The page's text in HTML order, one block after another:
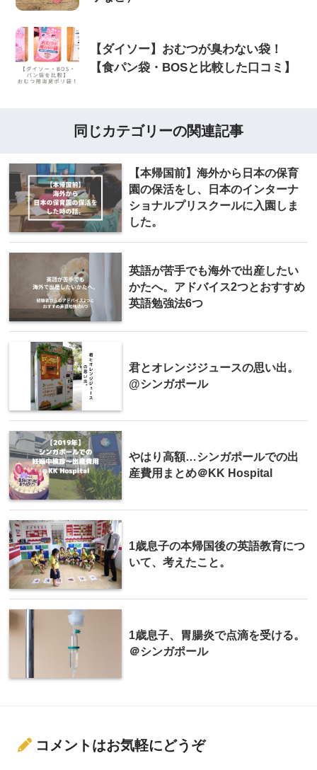
【ダイソー】おむつが臭わない袋！
【食パン袋・BOSと比較した口コミ】
同じカテゴリーの関連記事
【本帰国前】海外から日本の保育
園の保活をし、日本のインターナ
ショナルプリスクールに入園しま
した。
英語が苦手でも海外で出産したい
かたへ。アドバイス2つとおすすめ
英語勉強法6つ
君とオレンジジュースの思い出。
@シンガポール
やはり高額…シンガポールでの出
産費用まとめ＠KK Hospital
1歳息子の本帰国後の英語教育につ
いて、考えたこと。
1歳息子、胃腸炎で点滴を受ける。
＠シンガポール
コメントはお気軽にどうぞ